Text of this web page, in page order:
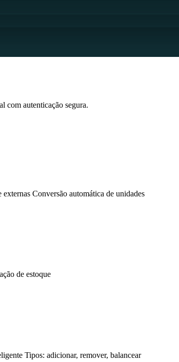
com autenticação segura.
externas Conversão automática de unidades
de estoque
Tipos: adicionar, remover, balancear